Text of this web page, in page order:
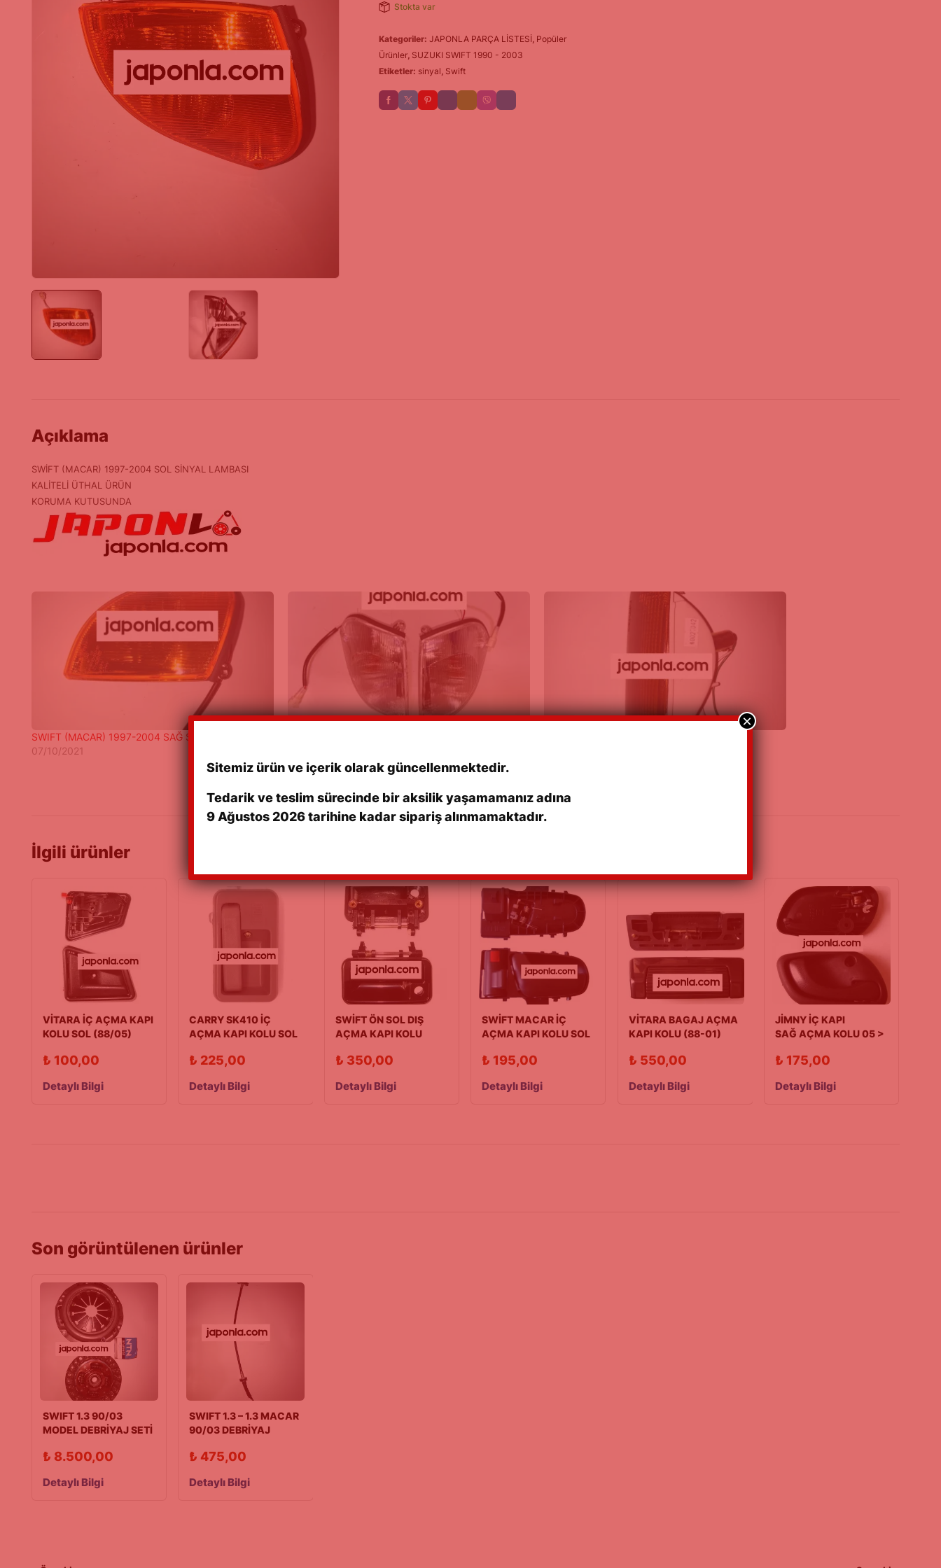
Stokta var
Kategoriler: JAPONLA PARÇA LİSTESİ, Popüler
Ürünler, SUZUKI SWIFT 1990 - 2003
Etiketler: sinyal, Swift
Açıklama
SWİFT (MACAR) 1997-2004 SOL SİNYAL LAMBASI
KALİTELİ ÜTHAL ÜRÜN
KORUMA KUTUSUNDA
SWIFT (MACAR) 1997-2004 SAĞ SİNYAL LAMBASI
07/10/2021
İlgili ürünler
VİTARA İÇ AÇMA KAPI
KOLU SOL (88/05)
₺ 100,00
Detaylı Bilgi
CARRY SK410 İÇ
AÇMA KAPI KOLU SOL
₺ 225,00
Detaylı Bilgi
SWİFT ÖN SOL DIŞ
AÇMA KAPI KOLU
₺ 350,00
Detaylı Bilgi
SWİFT MACAR İÇ
AÇMA KAPI KOLU SOL
₺ 195,00
Detaylı Bilgi
VİTARA BAGAJ AÇMA
KAPI KOLU (88-01)
₺ 550,00
Detaylı Bilgi
JİMNY İÇ KAPI
SAĞ AÇMA KOLU 05 >
₺ 175,00
Detaylı Bilgi
Son görüntülenen ürünler
SWIFT 1.3 90/03
MODEL DEBRİYAJ SETİ
₺ 8.500,00
Detaylı Bilgi
SWIFT 1.3 – 1.3 MACAR
90/03 DEBRİYAJ
₺ 475,00
Detaylı Bilgi
Sitemiz ürün ve içerik olarak güncellenmektedir.
Tedarik ve teslim sürecinde bir aksilik yaşamamanız adına
9 Ağustos 2026 tarihine kadar sipariş alınmamaktadır.
×